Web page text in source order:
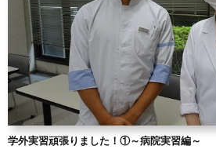
学外実習頑張りました！①～病院実習編～